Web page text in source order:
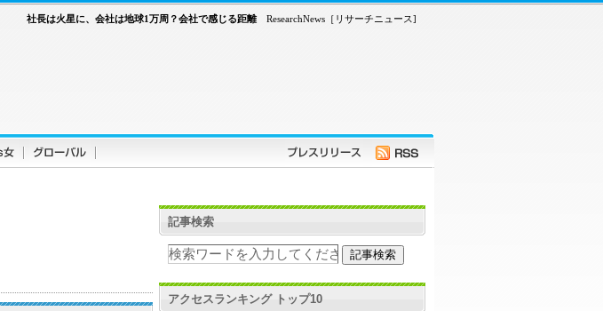
ResearchNews［リサーチニュース]
社長は火星に、会社は地球1万周？会社で感じる距離
記事検索
アクセスランキング トップ10